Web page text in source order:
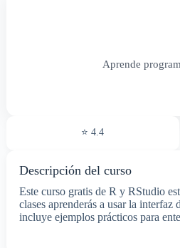
Aprende
⭐ 4.4
Descripción del curso
Este curso gratis de R y RStudio
clases aprenderás a usar la
incluye ejemplos prácticos para